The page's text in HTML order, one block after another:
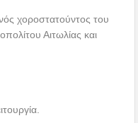
χοροστατούντος του
Αιτωλίας και